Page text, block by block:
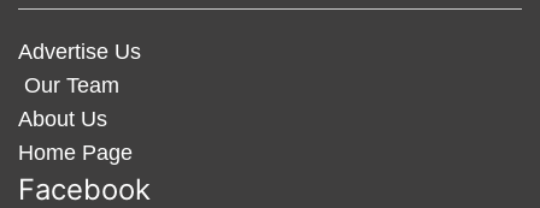
Advertise Us
Our Team
About Us
Home Page
Facebook